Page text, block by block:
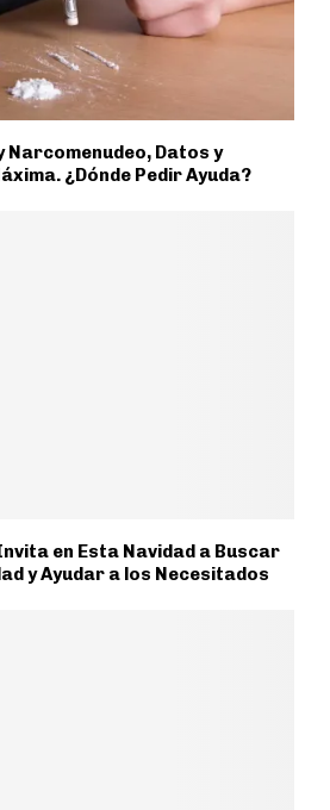
Narcomenudeo, Datos y
¿Dónde Pedir Ayuda?
en Esta Navidad a Buscar
y Ayudar a los Necesitados